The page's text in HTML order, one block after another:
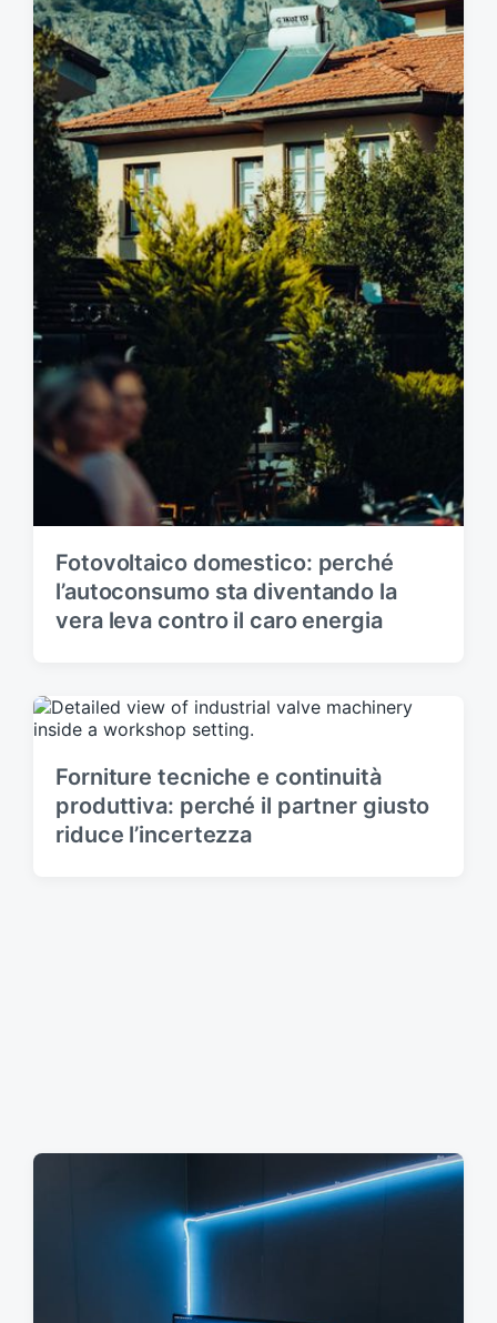
Fotovoltaico domestico: perché
l’autoconsumo sta diventando la
vera leva contro il caro energia
Forniture tecniche e continuità
produttiva: perché il partner giusto
riduce l’incertezza